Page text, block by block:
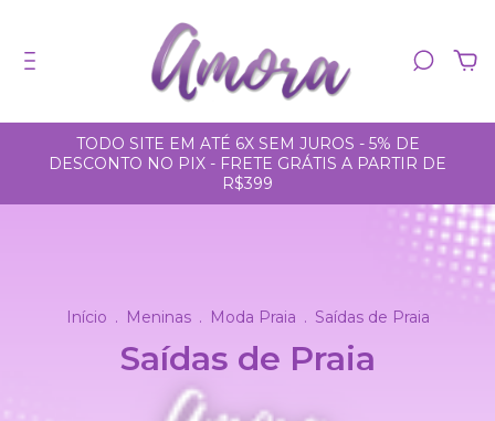
TODO SITE EM ATÉ 6X SEM JUROS - 5% DE
DESCONTO NO PIX - FRETE GRÁTIS A PARTIR DE
R$399
Início . Meninas . Moda Praia . Saídas de Praia
Saídas de Praia